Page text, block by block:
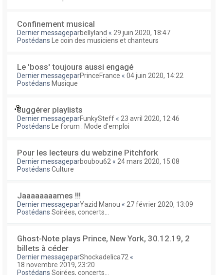
Confinement musical
Dernier messageparbellyland « 29 juin 2020, 18:47
Postédans
Le coin des musiciens et chanteurs
Le 'boss' toujours aussi engagé
Dernier messageparPrinceFrance « 04 juin 2020, 14:22
Postédans Musique
suggérer playlists
Dernier messageparFunkySteff « 23 avril 2020, 12:46
Postédans
Le forum : Mode d'emploi
Pour les lecteurs du webzine Pitchfork
Dernier messageparboubou62 « 24 mars 2020, 15:08
Postédans Culture
Jaaaaaaaames !!!
Dernier messageparYazid Manou « 27 février 2020, 13:09
Postédans Soirées, concerts...
Ghost-Note plays Prince, New York, 30.12.19, 2
billets à céder
Dernier messageparShockadelica72 «
18 novembre 2019, 23:20
Postédans Soirées, concerts...